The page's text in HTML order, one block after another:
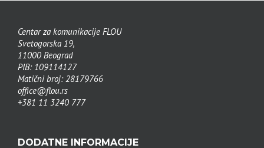
Centar za komunikacije FLOU
Svetogorska 19,
11000 Beograd
PIB: 109114127
Matični broj: 28179766
office@flou.rs
+381 11 3240 777
DODATNE INFORMACIJE